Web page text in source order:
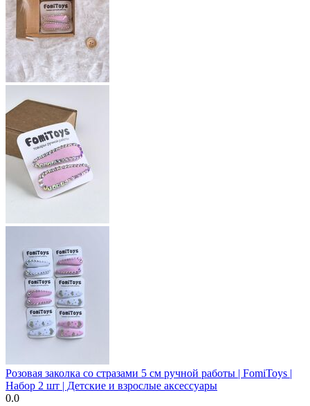
Розовая заколка со стразами 5 см ручной работы | FomiToys |
Набор 2 шт | Детские и взрослые аксессуары
0.0